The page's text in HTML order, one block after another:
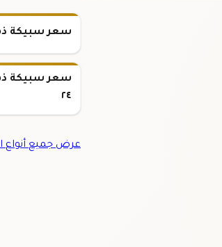
سعر سبيكة ذهب ١ تولة
٢٤
عرض جميع أنواع